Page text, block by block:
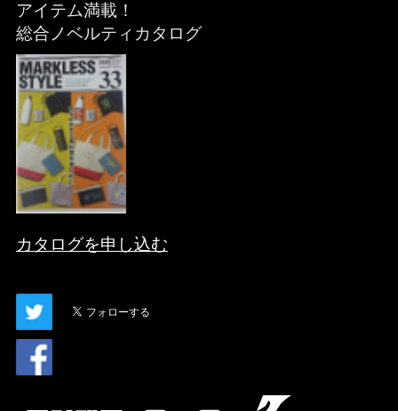
アイテム満載！
総合ノベルティカタログ
カタログを申し込む